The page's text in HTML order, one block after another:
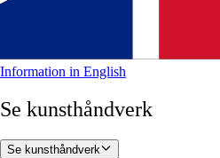
Information in English
Se kunsthåndverk
Se kunsthåndverk